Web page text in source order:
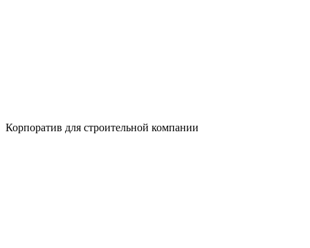
Корпоратив для строительной компании